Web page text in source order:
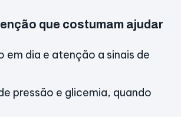
que costumam ajudar
em dia e atenção a sinais de
pressão e glicemia, quando